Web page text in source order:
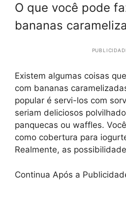
O que você pode
bananas
Existem algumas coisas
com bananas
popular é servi-los com
seriam deliciosos
panquecas ou waffles.
como cobertura para
Realmente, as
Continua Após a